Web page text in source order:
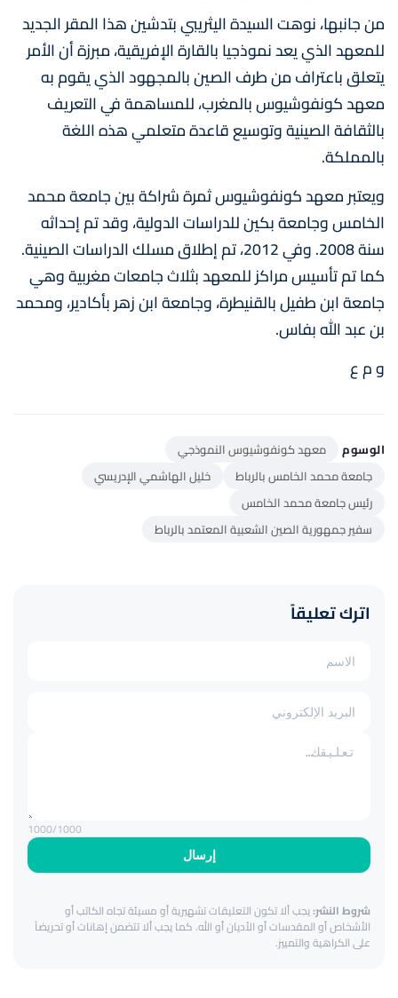
من جانبها، نوهت السيدة اليثريبي بتدشين هذا المقر الجديد
للمعهد الذي يعد نموذجيا بالقارة الإفريقية، مبرزة أن الأمر
يتعلق باعتراف من طرف الصين بالمجهود الذي يقوم به
معهد كونفوشيوس بالمغرب، للمساهمة في التعريف
بالثقافة الصينية وتوسيع قاعدة متعلمي هذه اللغة
بالمملكة.
ويعتبر معهد كونفوشيوس ثمرة شراكة بين جامعة محمد
الخامس وجامعة بكين للدراسات الدولية، وقد تم إحداثه
سنة 2008. وفي 2012، تم إطلاق مسلك الدراسات الصينية.
كما تم تأسيس مراكز للمعهد بثلاث جامعات مغربية وهي
جامعة ابن طفيل بالقنيطرة، وجامعة ابن زهر بأكادير، ومحمد
بن عبد الله بفاس.
و م ع
الوسوم
معهد كونفوشيوس النموذجي
جامعة محمد الخامس بالرباط
خليل الهاشمي الإدريسي
رئيس جامعة محمد الخامس
سفير جمهورية الصين الشعبية المعتمد بالرباط
اترك تعليقاً
إرسال
1000/1000
شروط النشر:يجب ألا تكون التعليقات تشهيرية أو مسيئة تجاه الكاتب أو
الأشخاص أو المقدسات أو الأديان أو الله. كما يجب ألا تتضمن إهانات أو تحريضاً
على الكراهية والتمييز.